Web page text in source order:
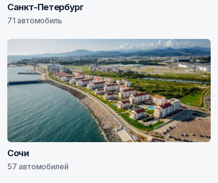
Санкт-Петербург
71 автомобиль
Сочи
57 автомобилей